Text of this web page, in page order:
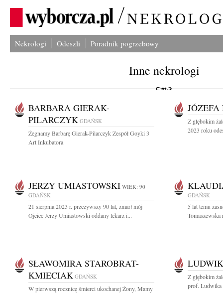
Nekrologi Odeszli Poradnik pogrzebowy
Inne nekrologi
BARBARA GIERAK-
PILARCZYK GDAŃSK
Żegnamy Barbarę Gierak-Pilarczyk Zespół Goyki 3
Art Inkubatora
Z głębokim
2023 roku
JERZY UMIASTOWSKI WIEK: 90
GDAŃSK
21 sierpnia 2023 r. przeżywszy 90 lat, zmarł mój
Ojciec Jerzy Umiastowski oddany lekarz i...
GDAŃSK
5 lat temu
SŁAWOMIRA STAROBRAT-
KMIECIAK GDAŃSK
W pierwszą rocznicę śmierci ukochanej Żony, Mamy
Z głębokim
prof. Ludwika